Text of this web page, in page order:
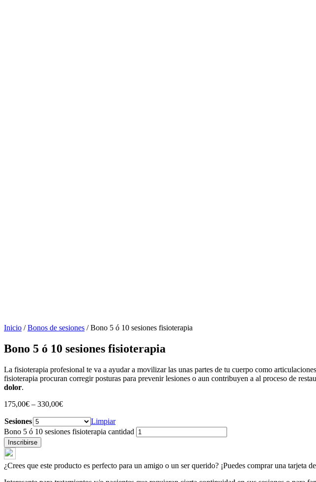
Inicio /Bonos de sesiones / Bono 5 ó 10 sesiones fisioterapia
Bono 5 ó 10 sesiones fisioterapia
La fisioterapia profesional te va a ayudar a movilizar las unas partes de tu cuerpo como
fisioterapia procuran corregir posturas para prevenir lesiones o aun contribuyen a al proceso de
dolor.
175,00€ – 330,00€
Sesiones
Limpiar
Bono 5 ó 10 sesiones fisioterapia cantidad
Inscribirse
¿Crees que este producto es perfecto para un amigo o un ser querido? ¡Puedes comprar una tarjeta